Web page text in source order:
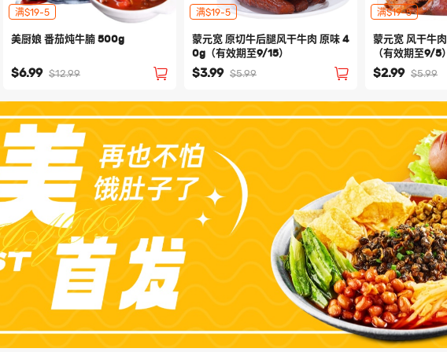
满$19-5
美厨娘 番茄炖牛腩 500g
$6.99 $12.99
满$19-5
蒙元宽 原切牛后腿风干牛肉 原味 4
0g（有效期至9/15）
$3.99 $5.99
满$19-5
蒙元宽 风干牛
（有效期至9/5
$2.99 $5.99